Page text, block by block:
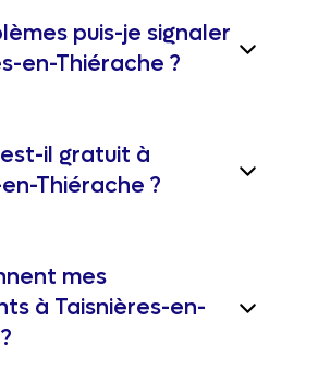
puis-je signaler
en-Thiérache ?
il gratuit à
Thiérache ?
mes
à Taisnières-en-